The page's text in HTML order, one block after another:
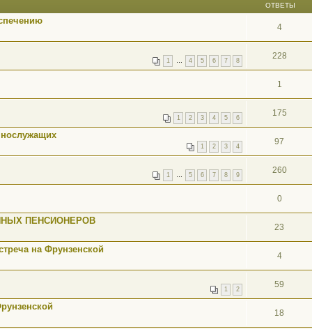
ОТВЕТЫ
4
1 … 4 5 6 7 8 228
1
1 2 3 4 5 6 175
1 2 3 4 97
1 … 5 6 7 8 9 260
0
ПЕНСИОНЕРОВ
23
на Фрунзенской
4
1 2 59
18